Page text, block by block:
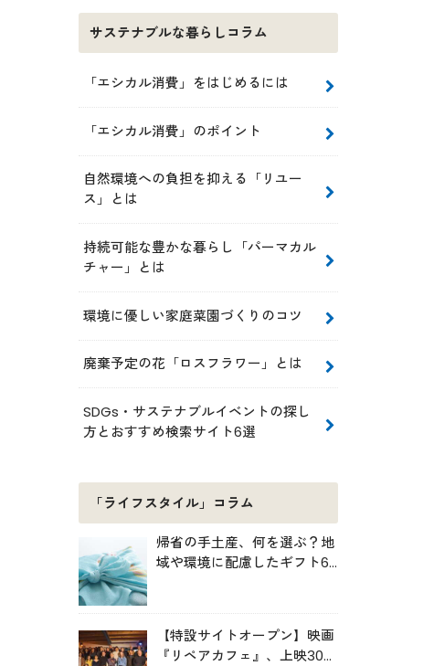
サステナブルな暮らしコラム
「エシカル消費」をはじめるには
「エシカル消費」のポイント
自然環境への負担を抑える「リユー
ス」とは
持続可能な豊かな暮らし「パーマカル
チャー」とは
環境に優しい家庭菜園づくりのコツ
廃棄予定の花「ロスフラワー」とは
SDGs・サステナブルイベントの探し
方とおすすめ検索サイト6選
「ライフスタイル」コラム
帰省の手土産、何を選ぶ？地
域や環境に配慮したギフト6
【特設サイトオープン】映画
『リペアカフェ』、上映300